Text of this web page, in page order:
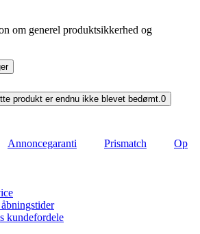
om generel produktsikkerhed og
produkt er endnu ikke blevet bedømt. 0
Annoncegaranti Prismatch
Op
kundefordele